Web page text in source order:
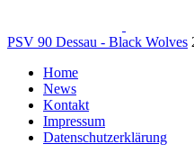
PSV 90 Dessau - Black Wolves
Home
News
Kontakt
Impressum
Datenschutzerklärung